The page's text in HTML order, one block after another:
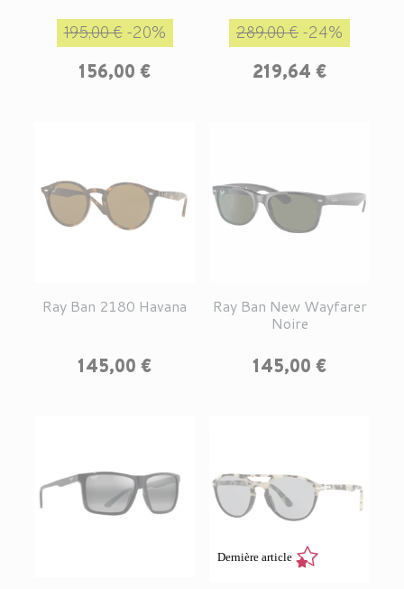
Prix de base
195,00 €-20%
156,00 €
Prix de base
289,00 € -24%
219,64 €
Ray Ban 2180 Havana
Prix
145,00 €
Ray Ban New Wayfarer
Noire
Prix
145,00 €
Dernière article